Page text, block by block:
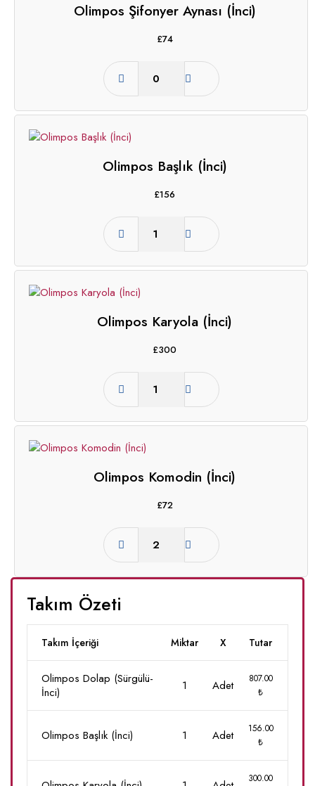
Olimpos Şifonyer Aynası (İnci)
£74
Olimpos Başlık (İnci)
£156
Olimpos Karyola (İnci)
£300
Olimpos Komodin (İnci)
£72
Takım Özeti
Takım İçeriği Miktar X Tutar
Olimpos Dolap (Sürgülü-
İnci)
1 Adet
807.00
₺
Olimpos Başlık (İnci) 1 Adet
156.00
₺
300.00